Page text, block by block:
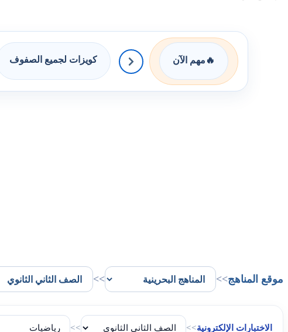
🔥 مهم الآن كويزات لجميع الصفوف
موقع المناهج>>
>>
الاختبارات الإلكترونية>>
>>